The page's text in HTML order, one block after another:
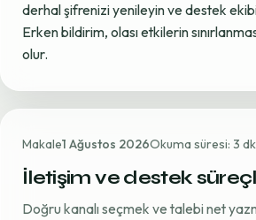
derhal şifrenizi yenileyin ve destek
Erken bildirim, olası etkilerin
olur.
Makale1 Ağustos 2026Okuma süresi: 3 dk
İletişim ve destek
Doğru kanalı seçmek ve talebi net